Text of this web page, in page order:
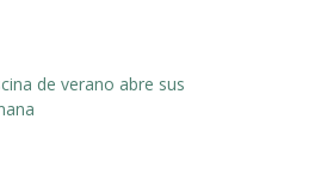
de verano abre sus